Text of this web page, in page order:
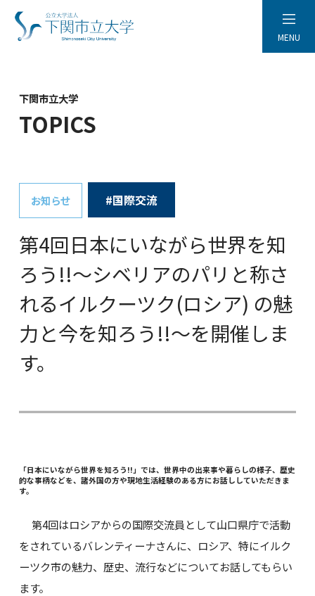
MENU
下関市立大学
TOPICS
お知らせ #国際交流
第4回日本にいながら世界を知
ろう!!～シベリアのパリと称さ
れるイルクーツク(ロシア) の魅
力と今を知ろう!!～を開催しま
す。
「日本にいながら世界を知ろう!!」では、世界中の出来事や暮らしの様子、歴史
的な事柄などを、諸外国の方や現地生活経験のある方にお話ししていただきま
す。
第4回はロシアからの国際交流員として山口県庁で活動
をされているバレンティーナさんに、ロシア、特にイルク
ーツク市の魅力、歴史、流行などについてお話してもらい
ます。